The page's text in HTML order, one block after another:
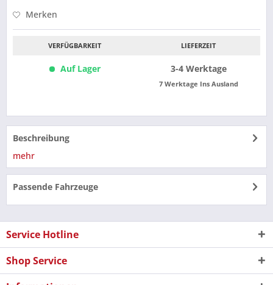
Merken
VERFÜGBARKEIT
Auf Lager
LIEFERZEIT
3-4 Werktage
7 Werktage Ins Ausland
Beschreibung
mehr
Passende Fahrzeuge
Service Hotline
Shop Service